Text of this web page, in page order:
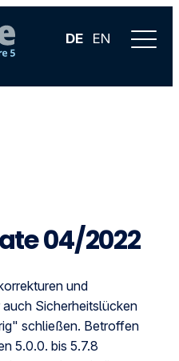
DE EN
04/2022
und
Sicherheitslücken
schließen. Betroffen
5.0.0. bis 5.7.8